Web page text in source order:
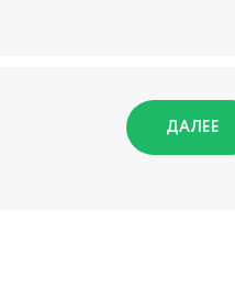
ДАЛЕЕ